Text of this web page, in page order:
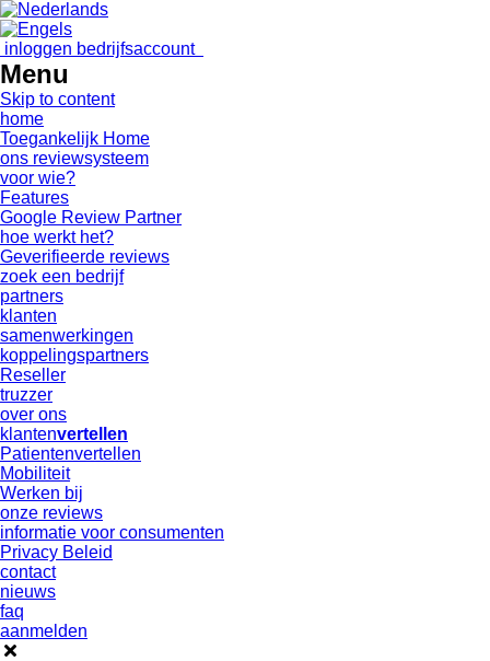
inloggen bedrijfsaccount
Menu
Skip to content
home
Toegankelijk Home
ons reviewsysteem
voor wie?
Features
Google Review Partner
hoe werkt het?
Geverifieerde reviews
zoek een bedrijf
partners
klanten
samenwerkingen
koppelingspartners
Reseller
truzzer
over ons
klantenvertellen
Patientenvertellen
Mobiliteit
Werken bij
onze reviews
informatie voor consumenten
Privacy Beleid
contact
nieuws
faq
aanmelden